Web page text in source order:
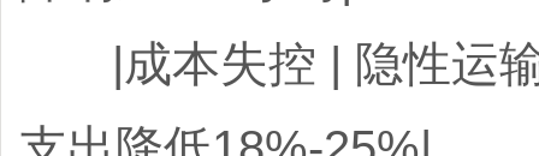
|成本失控 | 隐性